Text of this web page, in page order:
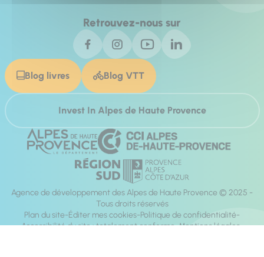
Retrouvez-nous sur
Blog livres Blog VTT
Invest In Alpes de Haute Provence
Agence de développement des Alpes de Haute Provence © 2025 -
Tous droits réservés
Plan du site Éditer mes cookies Politique de confidentialité
Accessibilité du site : totalement conforme Mentions légales